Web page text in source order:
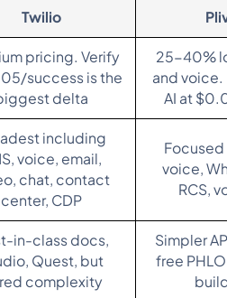
Twilio Plivo
pricing. Verify
success is the
delta
25-40%
and voice.
AI at
including
voice, email,
chat, contact
center, CDP
Focused on
voice,
RCS,
in-class docs,
Quest, but
complexity
Simpler API
free PHLO